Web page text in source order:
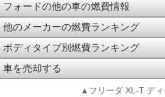
フォードの他の車の燃費情報
他のメーカーの燃費ランキング
ボディタイプ別燃費ランキング
車を売却する
▲フリーダ XL-T デ